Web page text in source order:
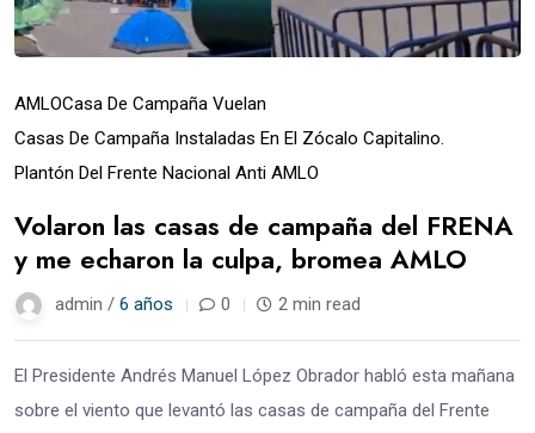
AMLOCasa De Campaña Vuelan
Casas De Campaña Instaladas En El Zócalo Capitalino.
Plantón Del Frente Nacional Anti AMLO
Volaron las casas de campaña del FRENA
y me echaron la culpa, bromea AMLO
admin / 6 años 0 2 min read
El Presidente Andrés Manuel López Obrador habló esta mañana
sobre el viento que levantó las casas de campaña del Frente